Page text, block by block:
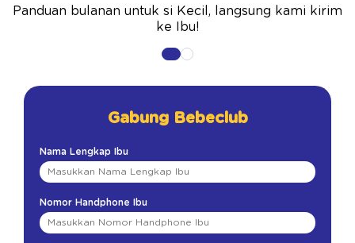
Panduan bulanan untuk si Kecil, langsung kami kirim
ke Ibu!
Gabung Bebeclub
Nama Lengkap Ibu
Nomor Handphone Ibu